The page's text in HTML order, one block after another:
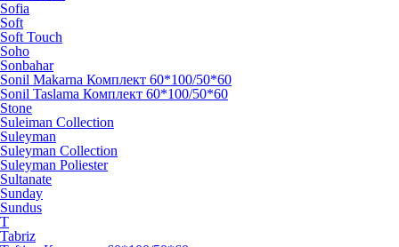
Sofia
Soft
Soft Touch
Soho
Sonbahar
Sonil Makarna Комплект 60*100/50*60
Sonil Taslama Комплект 60*100/50*60
Stone
Suleiman Collection
Suleyman
Suleyman Collection
Suleyman Poliester
Sultanate
Sunday
Sundus
T
Tabriz